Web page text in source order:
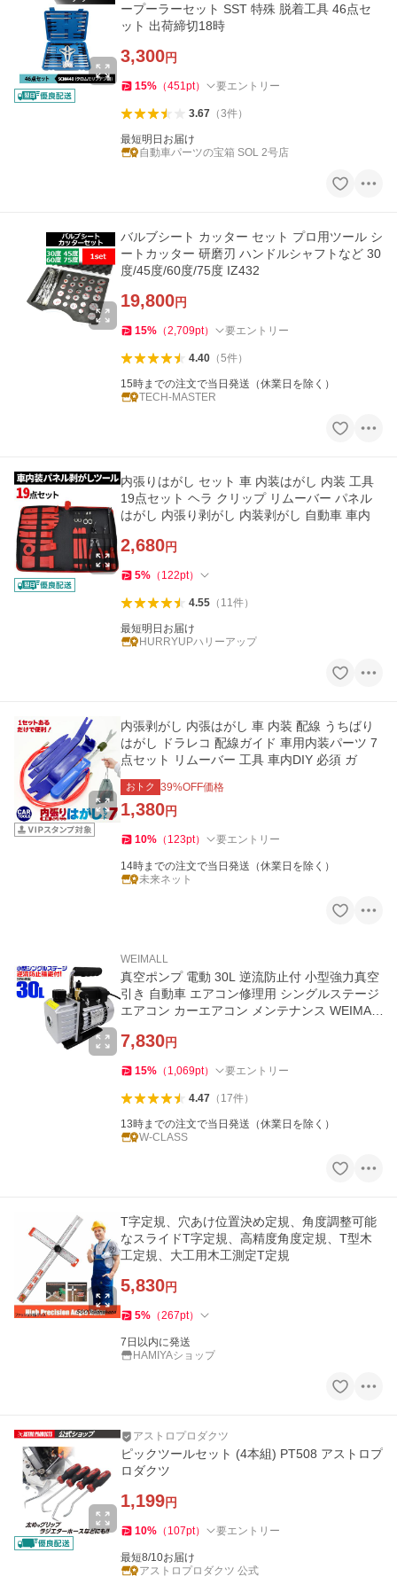
ープーラーセット SST 特殊 脱着工具 46点セ
ット 出荷締切18時
3,300円
15% （451pt） 要エントリー
3.67（3件）
最短明日お届け
自動車パーツの宝箱 SOL 2号店
バルブシート カッター セット プロ用ツール シ
ートカッター 研磨刃 ハンドルシャフトなど 30
度/45度/60度/75度 IZ432
19,800円
15% （2,709pt） 要エントリー
4.40（5件）
15時までの注文で当日発送（休業日を除く）
TECH-MASTER
内張りはがし セット 車 内装はがし 内装 工具
19点セット ヘラ クリップ リムーバー パネル
はがし 内張り剥がし 内装剥がし 自動車 車内
2,680円
5% （ 122pt）
4.55（ 11件）
最短明日お届け
HURRYUPハリーアップ
内張剥がし 内張はがし 車 内装 配線 うちばり
はがし ドラレコ 配線ガイド 車用内装パーツ 7
点セット リムーバー 工具 車内DIY 必須 ガ
おトク 39%OFF価格
1,380円
10% （ 123pt） 要エントリー
14時までの注文で当日発送（休業日を除く）
未来ネット
WEIMALL
真空ポンプ 電動 30L 逆流防止付 小型強力真空
引き 自動車 エアコン修理用 シングルステージ
エアコン カーエアコン メンテナンス WEIMAL
7,830円
15% （ 1,069pt） 要エントリー
4.47（ 17件）
13時までの注文で当日発送（休業日を除く）
W-CLASS
T字定規、穴あけ位置決め定規、角度調整可能
なスライドT字定規、高精度角度定規、T型木
工定規、大工用木工測定T定規
5,830円
5% （267pt）
7日以内に発送
HAMIYAショップ
アストロプロダクツ
ピックツールセット (4本組) PT508 アストロプ
ロダクツ
1,199円
10% （ 107pt） 要エントリー
最短8/10お届け
アストロプロダクツ 公式